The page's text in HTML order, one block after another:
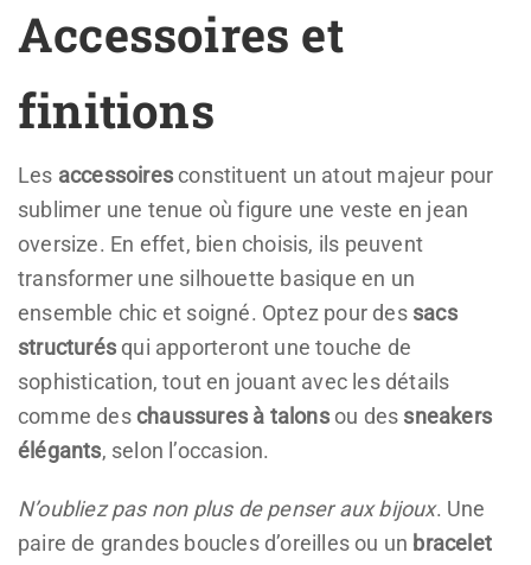
Accessoires et
finitions
Les accessoiresconstituent un atout majeur pour
sublimer une tenue où figure une veste en jean
oversize. En effet, bien choisis, ils peuvent
transformer une silhouette basique en un
ensemble chic et soigné. Optez pour des sacs
structurés qui apporteront une touche de
sophistication, tout en jouant avec les détails
comme deschaussures à talonsou des sneakers
élégants, selon l’occasion.
N’oubliez pas non plus de penser aux bijoux. Une
paire de grandes boucles d’oreilles ou un bracelet